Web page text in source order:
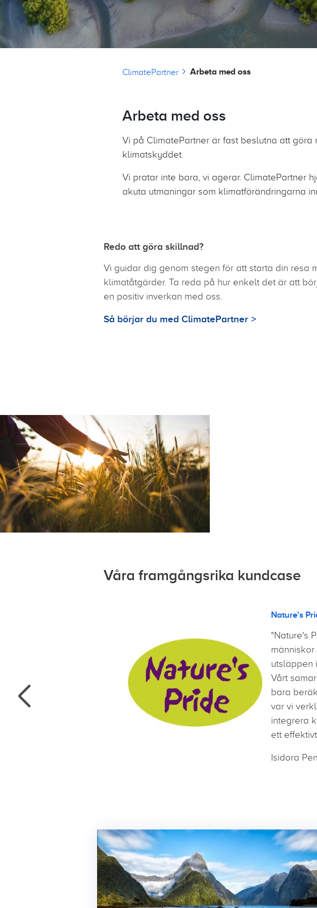
Länkstig
ClimatePartner Arbeta med oss
Arbeta med oss
Vi på ClimatePartner är fast beslutna att
klimatskyddet.
Vi pratar inte bara, vi agerar. ClimatePartner
akuta utmaningar som klimatförändringarna
Redo att göra skillnad?
Vi guidar dig genom stegen för att starta din resa
klimatåtgärder. Ta reda på hur enkelt det är att
en positiv inverkan med oss.
Så börjar du med ClimatePartner
Våra framgångsrika kundcase
Nature's
"Nature's
utsläppen
Vårt
bara
var vi
integrera
ett
Isidora